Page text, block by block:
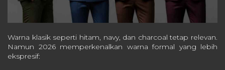
Warna klasik seperti hitam, navy, dan charcoal tetap relevan.
Namun 2026 memperkenalkan warna formal yang lebih
ekspresif: